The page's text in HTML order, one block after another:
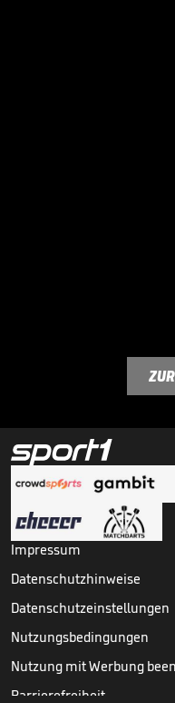
Impressum
Datenschutzhinweise
Datenschutzeinstellungen
Nutzungsbedingungen
Nutzung mit Werbung
Barrierefreiheit